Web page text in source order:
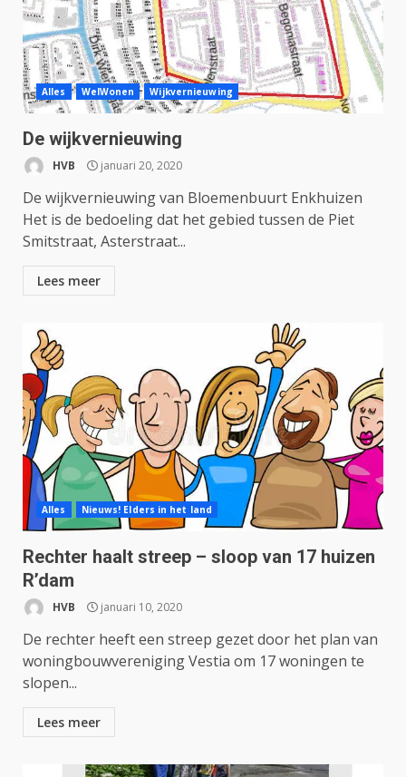
Alles WelWonen Wijkvernieuwing
De wijkvernieuwing
HVB januari 20, 2020
De wijkvernieuwing van Bloemenbuurt Enkhuizen
Het is de bedoeling dat het gebied tussen de Piet
Smitstraat, Asterstraat...
Lees meer
Alles Nieuws! Elders in het land
Rechter haalt streep – sloop van 17 huizen
R’dam
HVB januari 10, 2020
De rechter heeft een streep gezet door het plan van
woningbouwvereniging Vestia om 17 woningen te
slopen...
Lees meer